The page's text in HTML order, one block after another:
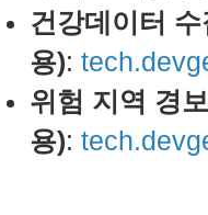
건강데이터
용):
위험 지역 경
용):